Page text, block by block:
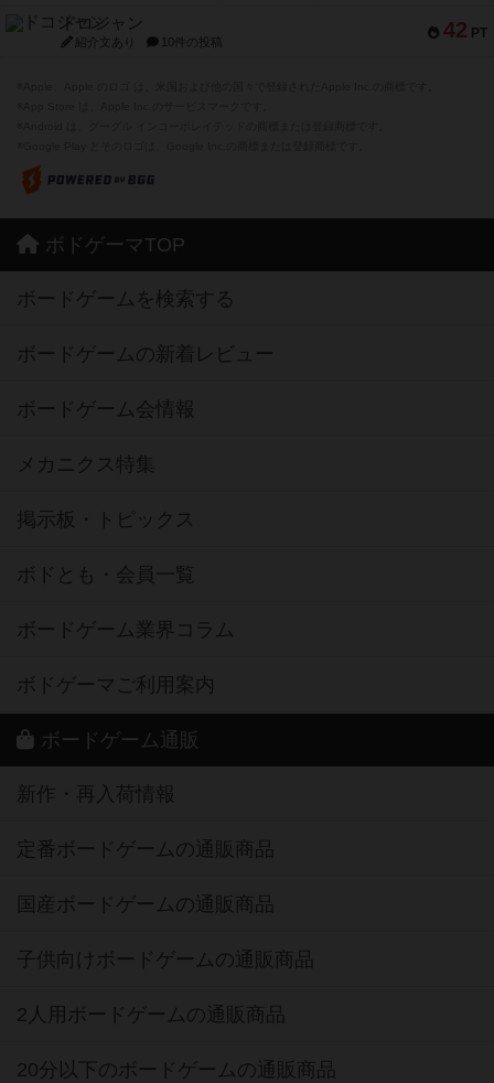
42 PT
ドコジャン
紹介文あり 10件の投稿
ボドゲーマTOP
ボードゲームを検索する
ボードゲームの新着レビュー
ボードゲーム会情報
メカニクス特集
掲示板・トピックス
ボドとも・会員一覧
ボードゲーム業界コラム
ボドゲーマご利用案内
ボードゲーム通販
新作・再入荷情報
定番ボードゲームの通販商品
国産ボードゲームの通販商品
子供向けボードゲームの通販商品
2人用ボードゲームの通販商品
20分以下のボードゲームの通販商品